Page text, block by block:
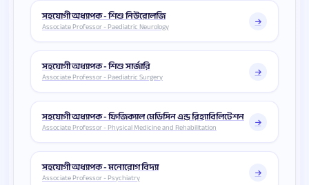
সহযোগী অধ্যাপক - শিশু নিউরোলজি
Associate Professor - Paediatric Neurology
সহযোগী অধ্যাপক - শিশু সার্জারি
Associate Professor - Paediatric Surgery
সহযোগী অধ্যাপক - ফিজিক্যাল মেডিসিন এন্ড রিহ্যাবিলিটেশন
Associate Professor - Physical Medicine and Rehabilitation
সহযোগী অধ্যাপক - মনোরোগ বিদ্যা
Associate Professor - Psychiatry